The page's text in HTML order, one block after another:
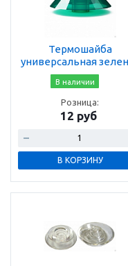
Термошайба
универсальная
В наличии
Розница:
12 руб
В КОРЗИНУ